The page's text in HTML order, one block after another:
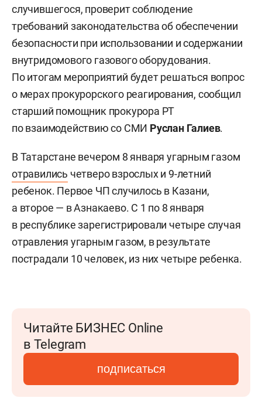
случившегося, проверит соблюдение
требований законодательства об обеспечении
безопасности при использовании и содержании
внутридомового газового оборудования.
По итогам мероприятий будет решаться вопрос
о мерах прокурорского реагирования, сообщил
старший помощник прокурора РТ
по взаимодействию со СМИ Руслан Галиев.
В Татарстане вечером 8 января угарным газом
отравились четверо взрослых и 9-летний
ребенок. Первое ЧП случилось в Казани,
а второе — в Азнакаево. С 1 по 8 января
в республике зарегистрировали четыре случая
отравления угарным газом, в результате
пострадали 10 человек, из них четыре ребенка.
Читайте БИЗНЕС Online
в Telegram
подписаться